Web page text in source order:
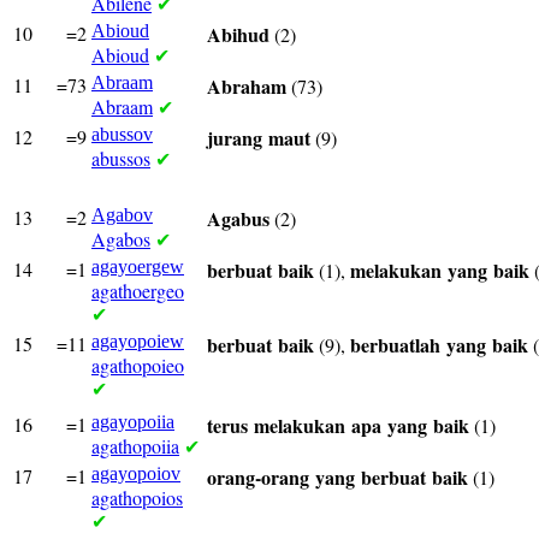
✔
10 =2 Abioud
Abioud ✔
Abihud(2)
11 =73 Abraam
Abraam ✔
Abraham(73)
12 =9 abussov
abussos ✔
jurang maut(9)
13
=2 Agabov
Agabos ✔
Agabus(2)
14 =1 agayoergew
agathoergeo
✔
berbuat baik(1), melakukan yang baik
15 =11 agayopoiew
agathopoieo
✔
berbuat baik(9), berbuatlah yang baik
16
=1 agayopoiia
agathopoiia ✔
terus melakukan apa yang baik(1)
17 =1 agayopoiov
agathopoios
✔
orang-orang yang berbuat baik(1)